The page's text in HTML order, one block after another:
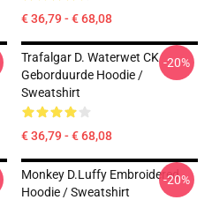
€ 36,79 - € 68,08
Trafalgar D. Waterwet CK
Geborduurde Hoodie /
Sweatshirt
€ 36,79 - € 68,08
-20%
Monkey D.Luffy Embroidered
Hoodie / Sweatshirt
-20%